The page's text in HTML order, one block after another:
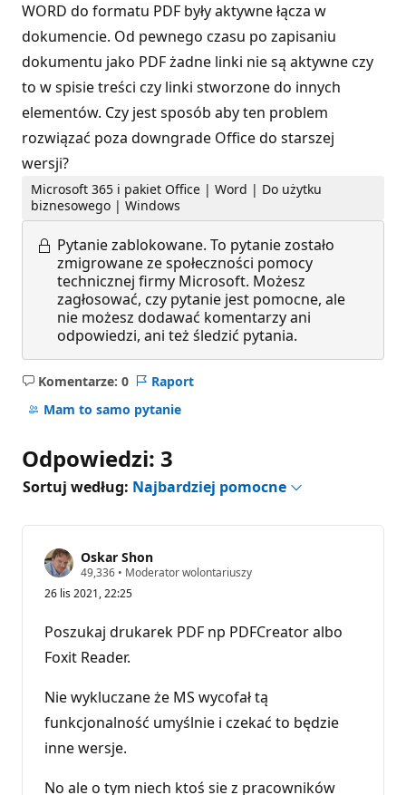
WORD do formatu PDF były aktywne łącza w
dokumencie. Od pewnego czasu po zapisaniu
dokumentu jako PDF żadne linki nie są aktywne czy
to w spisie treści czy linki stworzone do innych
elementów. Czy jest sposób aby ten problem
rozwiązać poza downgrade Office do starszej
wersji?
Microsoft 365 i pakiet Office | Word | Do użytku
biznesowego | Windows
Pytanie zablokowane. To pytanie zostało
zmigrowane ze społeczności pomocy
technicznej firmy Microsoft. Możesz
zagłosować, czy pytanie jest pomocne, ale
nie możesz dodawać komentarzy ani
odpowiedzi, ani też śledzić pytania.
Komentarze: 0
Brak
komentarzy
Raport
Mam to samo pytanie
Odpowiedzi: 3
Sortuj według: Najbardziej pomocne
Oskar Shon
49,336 P
n
t
y
r
e
u
t
a
j
• Moderator wolontariuszy
26 lis 2021, 22:25
Poszukaj drukarek PDF np PDFCreator albo
Foxit Reader.
Nie wykluczane że MS wycofał tą
funkcjonalność umyślnie i czekać to będzie
inne wersje.
No ale o tym niech ktoś sie z pracowników